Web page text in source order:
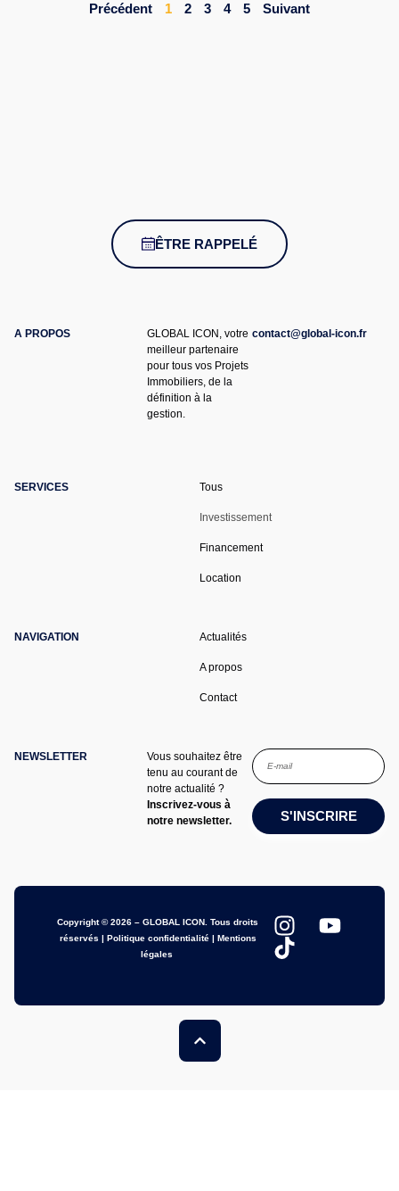
Précédent 1 2 3 4 5 Suivant
ÊTRE RAPPELÉ
A PROPOS
GLOBAL ICON, votre
meilleur partenaire
pour tous vos Projets
Immobiliers, de la
définition à la
gestion.
contact@global-icon.fr
SERVICES Tous
Investissement
Financement
Location
NAVIGATION Actualités
A propos
Contact
NEWSLETTER
Vous souhaitez être
tenu au courant de
notre actualité ?
Inscrivez-vous à
notre newsletter.
S'INSCRIRE
Copyright © 2026 – GLOBAL ICON. Tous droits
réservés | Politique confidentialité| Mentions
légales